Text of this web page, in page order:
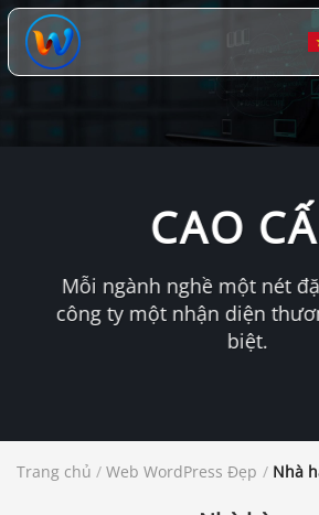
Chuyển
đến
dung
CAO
Mỗi ngành nghề một nét
công ty một nhận diện
biệt.
Trang chủ / Web WordPress Đẹp / Nhà